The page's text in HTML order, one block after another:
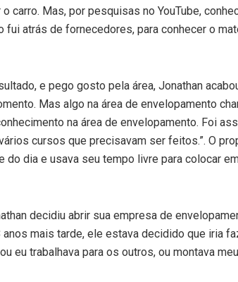
o carro. Mas, por pesquisas no YouTube,
fui atrás de fornecedores, para conhecer o
e pego gosto pela área, Jonathan
Mas algo na área de envelopamento
na área de envelopamento. Foi
cursos que precisavam ser feitos.”. O
do dia e usava seu tempo livre para colocar
decidiu abrir sua empresa de
mais tarde, ele estava decidido que iria
eu trabalhava para os outros, ou montava